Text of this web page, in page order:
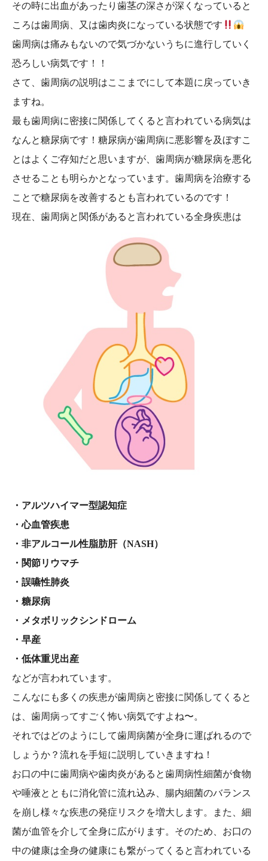
その時に出血があったり歯茎の深さが深くなっていると
ころは歯周病、又は歯肉炎になっている状態です
歯周病は痛みもないので気づかないうちに進行していく
恐ろしい病気です！！
さて、歯周病の説明はここまでにして本題に戻っていき
ますね。
最も歯周病に密接に関係してくると言われている病気は
なんと糖尿病です！糖尿病が歯周病に悪影響を及ぼすこ
とはよくご存知だと思いますが、歯周病が糖尿病を悪化
させることも明らかとなっています。歯周病を治療する
ことで糖尿病を改善するとも言われているのです！
現在、歯周病と関係があると言われている全身疾患は
・アルツハイマー型認知症
・心血管疾患
・非アルコール性脂肪肝（NASH）
・関節リウマチ
・誤嚥性肺炎
・糖尿病
・メタボリックシンドローム
・早産
・低体重児出産
などが言われています。
こんなにも多くの疾患が歯周病と密接に関係してくると
は、歯周病ってすごく怖い病気ですよね〜。
それではどのようにして歯周病菌が全身に運ばれるので
しょうか？流れを手短に説明していきますね！
お口の中に歯周病や歯肉炎があると歯周病性細菌が食物
や唾液とともに消化管に流れ込み、腸内細菌のバランス
を崩し様々な疾患の発症リスクを増大します。また、細
菌が血管を介して全身に広がります。そのため、お口の
中の健康は全身の健康にも繋がってくると言われている